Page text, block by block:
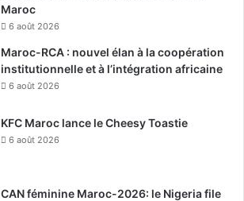
Maroc
6 août 2026
Maroc-RCA : nouvel élan à la coopération
institutionnelle et à l’intégration africaine
6 août 2026
KFC Maroc lance le Cheesy Toastie
6 août 2026
CAN féminine Maroc-2026: le Nigeria file